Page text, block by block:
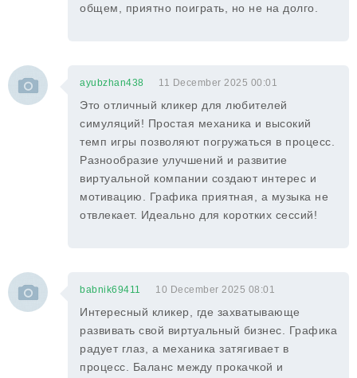
общем, приятно поиграть, но не на долго.
ayubzhan438 11 December 2025 00:01
Это отличный кликер для любителей
симуляций! Простая механика и высокий
темп игры позволяют погружаться в процесс.
Разнообразие улучшений и развитие
виртуальной компании создают интерес и
мотивацию. Графика приятная, а музыка не
отвлекает. Идеально для коротких сессий!
babnik69411 10 December 2025 08:01
Интересный кликер, где захватывающе
развивать свой виртуальный бизнес. Графика
радует глаз, а механика затягивает в
процесс. Баланс между прокачкой и